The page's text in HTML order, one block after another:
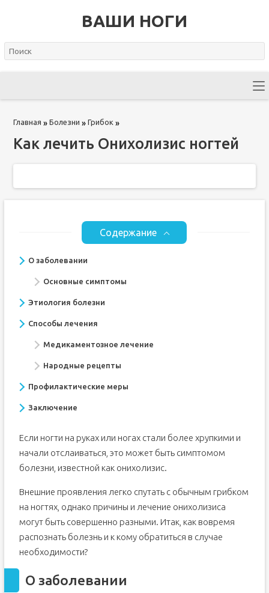
ВАШИ НОГИ
Главная » Болезни » Грибок»
Как лечить Онихолизис ногтей
Содержание
О заболевании
Основные симптомы
Этиология болезни
Способы лечения
Медикаментозное лечение
Народные рецепты
Профилактические меры
Заключение
Если ногти на руках или ногах стали более хрупкими и
начали отслаиваться, это может быть симптомом
болезни, известной как онихолизис.
Внешние проявления легко спутать с обычным грибком
на ногтях, однако причины и лечение онихолизиса
могут быть совершенно разными. Итак, как вовремя
распознать болезнь и к кому обратиться в случае
необходимости?
О заболевании